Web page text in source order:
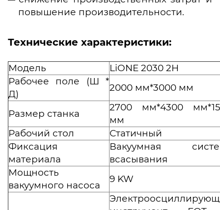
повышение производительности.
Технические характеристики:
Модель
LiONE 2030 2H
Рабочее поле (Ш *
Д)
2000 мм*3000 мм
Размер станка
2700 мм*4300
мм
Рабочий стол
Статичный
Фиксация
материала
Вакуумная
всасывания
Мощность
вакуумного насоса
9 KW